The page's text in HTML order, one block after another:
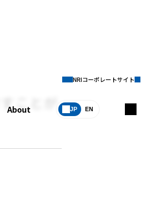
About JP EN
NRIコーポレートサイト
ことが